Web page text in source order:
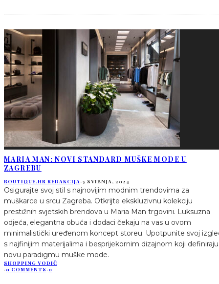
MARIA MAN: NOVI STANDARD MUŠKE MODE U
ZAGREBU
BOUTIQUE.HR REDAKCIJA·3 SVIBNJA, 2024
Osigurajte svoj stil s najnovijim modnim trendovima za
muškarce u srcu Zagreba. Otkrijte ekskluzivnu kolekciju
prestižnih svjetskih brendova u Maria Man trgovini. Luksuzna
odjeća, elegantna obuća i dodaci čekaju na vas u ovom
minimalistički uređenom koncept storeu. Upotpunite svoj
s najfinijim materijalima i besprijekornim dizajnom koji definiraju
novu paradigmu muške mode.
SHOPPING VODIČ
·0 COMMENTS ·0